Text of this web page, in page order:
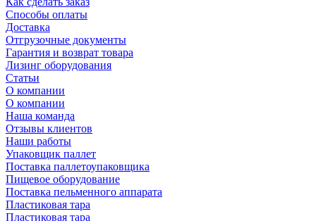
Способы оплаты
Доставка
Отгрузочные документы
Гарантия и возврат товара
Лизинг оборудования
Статьи
О компании
О компании
Наша команда
Отзывы клиентов
Наши работы
Упаковщик паллет
Поставка паллетоупаковщика
Пищевое оборудование
Поставка пельменного аппарата
Пластиковая тара
Пластиковая тара